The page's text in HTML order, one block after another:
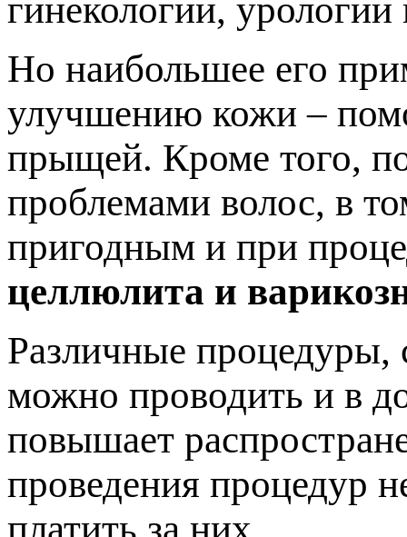
гинекологии, урологии
Но наибольшее его
улучшению кожи –
прыщей. Кроме того,
проблемами волос, в
пригодным и при
целлюлита и
Различные процедуры,
можно проводить и в
повышает
проведения процедур
платить за них.